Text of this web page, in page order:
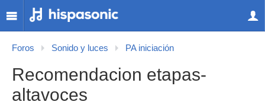
Foros Sonido y luces PA iniciación
Recomendacion etapas-
altavoces